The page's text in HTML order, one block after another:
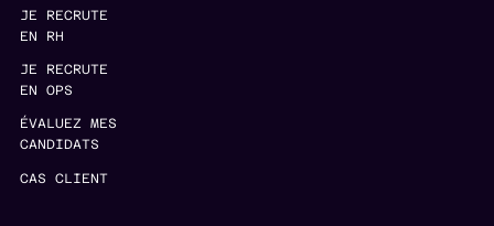
JE RECRUTE
EN RH
JE RECRUTE
EN OPS
ÉVALUEZ MES
CANDIDATS
CAS CLIENT